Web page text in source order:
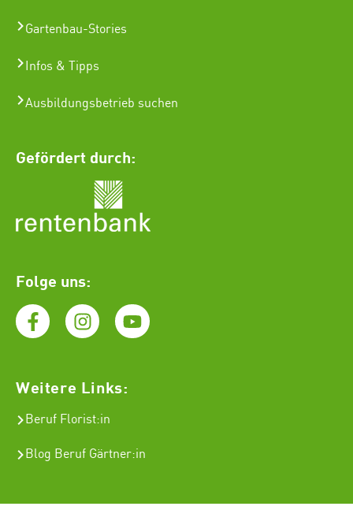
Gartenbau-Stories
Infos & Tipps
Ausbildungsbetrieb suchen
Gefördert durch:
Folge uns:
Weitere Links:
Beruf Florist:in
Blog Beruf Gärtner:in